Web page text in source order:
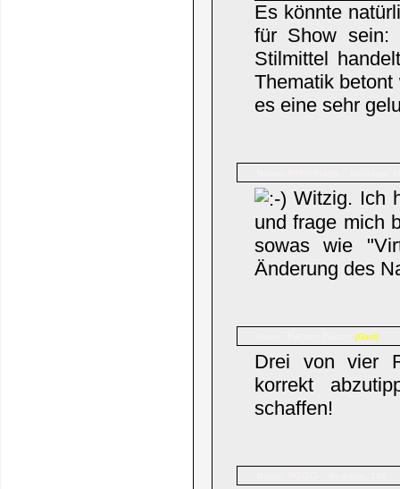
Es könnte
für Show sein:
Stilmittel
Thematik
es eine sehr
Witzig. Ich
und frage mich
sowas wie
Änderung des
(Gast)
Drei von vier
korrekt
schaffen!